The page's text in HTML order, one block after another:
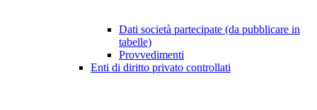
Dati società partecipate (da pubblicare in
tabelle)
Provvedimenti
Enti di diritto privato controllati